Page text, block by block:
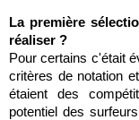
La première
réaliser ?
Pour certains c'était
critères de notation
étaient des
potentiel des